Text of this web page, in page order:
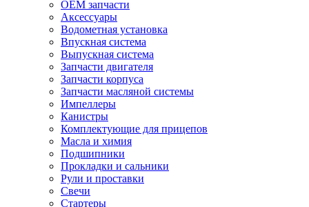
OEM запчасти
Аксессуары
Водометная установка
Впускная система
Выпускная система
Запчасти двигателя
Запчасти корпуса
Запчасти масляной системы
Импеллеры
Канистры
Комплектующие для прицепов
Масла и химия
Подшипники
Прокладки и сальники
Рули и проставки
Свечи
Стартеры